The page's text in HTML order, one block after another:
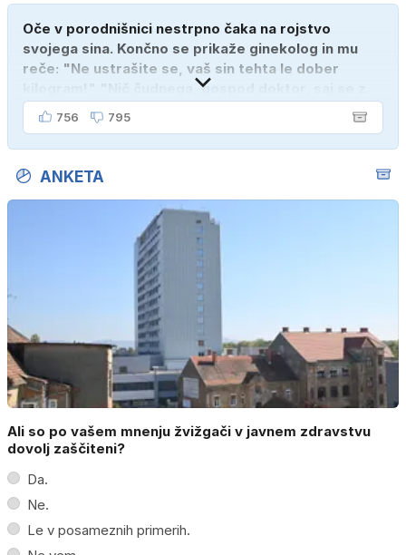
Oče v porodnišnici nestrpno čaka na rojstvo
svojega sina. Končno se prikaže ginekolog in mu
reče: "Ne ustrašite se, vaš sin tehta le dober
kilogram!" "Nič čudnega, gospod doktor, saj se z
ženo poznava šele tri mesece."
756 795
ANKETA
Ali so po vašem mnenju žvižgači v javnem zdravstvu
dovolj zaščiteni?
Da.
Ne.
Le v posameznih primerih.